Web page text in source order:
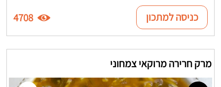
כניסה למתכון 4708
מרק חרירה מרוקאי צמחוני